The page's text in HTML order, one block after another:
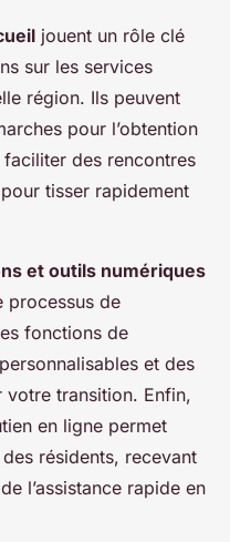
jouent un rôle clé
sur les services
région. Ils peuvent
pour l’obtention
faciliter des rencontres
tisser rapidement
et outils numériques
processus de
fonctions de
et des
transition. Enfin,
en ligne permet
résidents, recevant
l’assistance rapide en